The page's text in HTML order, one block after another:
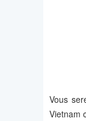
Vous
Vietnam